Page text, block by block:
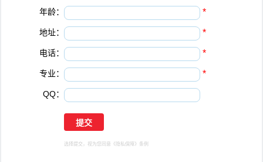
年龄： *
地址： *
电话： *
专业： *
QQ：
选择提交，视为您同意 《隐私保障》 条例